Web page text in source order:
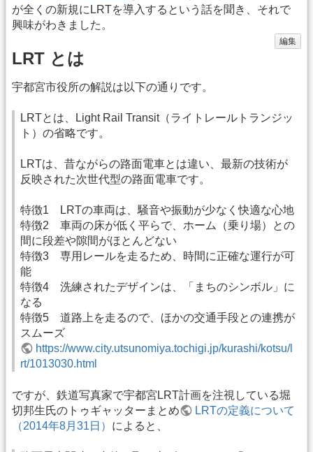
が全くの新規にLRTを導入するという話を聞き、それで
興味がわきました。
編集
LRT とは
宇都宮市役所の解説は以下の通りです。
LRTとは、Light Rail Transit（ライトレールトランジッ
ト）の省略です。
LRTは、昔ながらの路面電車とは違い、最新の技術が
反映された次世代型の路面電車です。
特徴1 LRTの車両は、騒音や振動が少なく快適な心地
特徴2 車両の床が低く平らで、ホーム（乗り場）との
間に段差や隙間がほとんどない
特徴3 専用レールを走るため、時間に正確な運行が可
能
特徴4 洗練されたデザインは、「まちのシンボル」に
なる
特徴5 道路上を走るので、ほかの交通手段との連携が
スムーズ
https://www.city.utsunomiya.tochigi.jp/kurashi/kotsu/l
rt/1013030.html
ですが、鉄道写真家で宇都宮LRT計画を注視している堀
切邦生氏のトゥギャッターまとめ
LRTの定義について
（2014年8月31日） によると、